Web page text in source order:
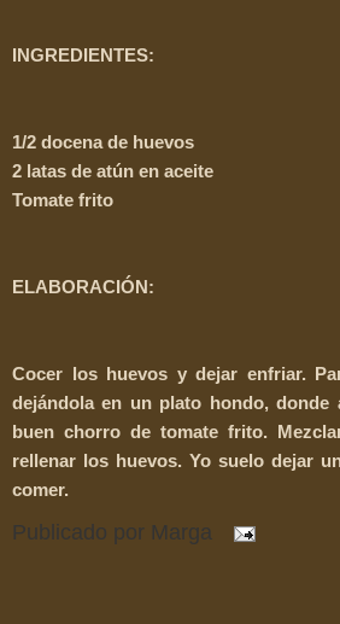
INGREDIENTES:
1/2 docena de huevos
2 latas de atún en aceite
Tomate frito
ELABORACIÓN:
Cocer los huevos y dejar enfriar.
dejándola en un plato hondo,
buen chorro de tomate frito.
rellenar los huevos. Yo suelo dejar
comer.
Publicado por Marga